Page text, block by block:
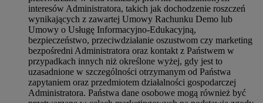
interesów Administratora, takich jak dochodzenie roszczeń
wynikających z zawartej Umowy Rachunku Demo lub
Umowy o Usługę Informacyjno-Edukacyjną,
bezpieczeństwo, przeciwdziałanie oszustwom czy marketing
bezpośredni Administratora oraz kontakt z Państwem w
przypadkach innych niż określone wyżej, gdy jest to
uzasadnione w szczególności otrzymanym od Państwa
zapytaniem oraz przedmiotem działalności gospodarczej
Administratora. Państwa dane osobowe mogą również być